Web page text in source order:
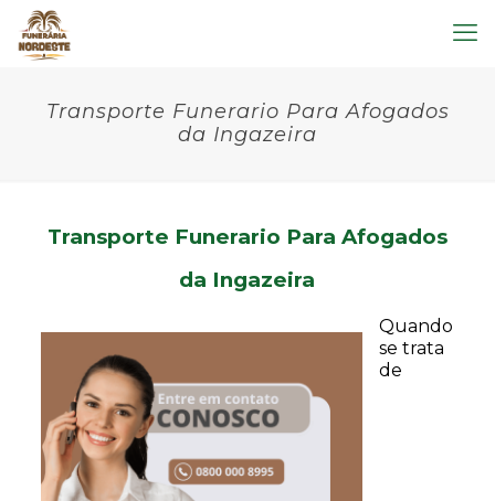
Transporte Funerario Para Afogados
da Ingazeira
Transporte Funerario Para Afogados
da Ingazeira
Quando
se trata
de